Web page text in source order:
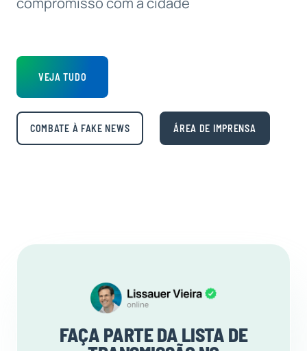
VEJA TUDO
COMBATE À FAKE NEWS ÁREA DE IMPRENSA
FAÇA PARTE DA LISTA DE